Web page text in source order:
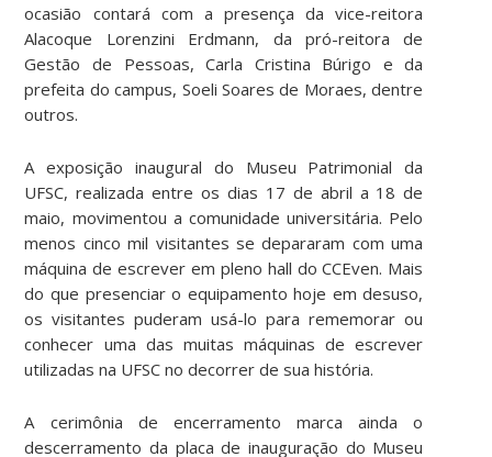
ocasião contará com a presença da vice-reitora
Alacoque Lorenzini Erdmann, da pró-reitora de
Gestão de Pessoas, Carla Cristina Búrigo e da
prefeita do campus, Soeli Soares de Moraes, dentre
outros.
A exposição inaugural do Museu Patrimonial da
UFSC, realizada entre os dias 17 de abril a 18 de
maio, movimentou a comunidade universitária. Pelo
menos cinco mil visitantes se depararam com uma
máquina de escrever em pleno hall do CCEven. Mais
do que presenciar o equipamento hoje em desuso,
os visitantes puderam usá-lo para rememorar ou
conhecer uma das muitas máquinas de escrever
utilizadas na UFSC no decorrer de sua história.
A cerimônia de encerramento marca ainda o
descerramento da placa de inauguração do Museu